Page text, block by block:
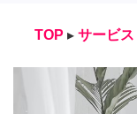
TOP ▸ サービス